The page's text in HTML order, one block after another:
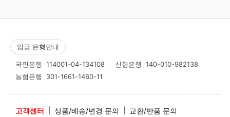
입금 은행안내
국민은행 114001-04-134108 신한은행 140-010-982138
농협은행 301-1661-1460-11
고객센터 상품/배송/변경 문의 교환/반품 문의